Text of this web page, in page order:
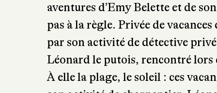
aventures d’Emy Belette et de
pas à la règle. Privée de
par son activité de détective
Léonard le putois, rencontré lors
À elle la plage, le soleil : ces